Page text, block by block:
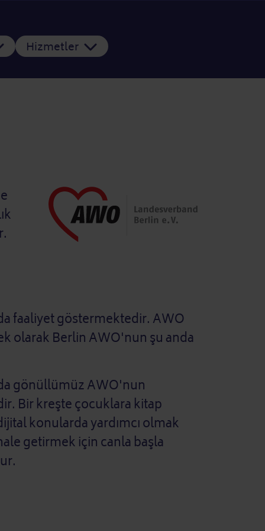
Hizmetler
faaliyet göstermektedir. AWO
olarak Berlin AWO'nun şu anda
gönüllümüz AWO'nun
Bir kreşte çocuklara kitap
konularda yardımcı olmak
getirmek için canla başla